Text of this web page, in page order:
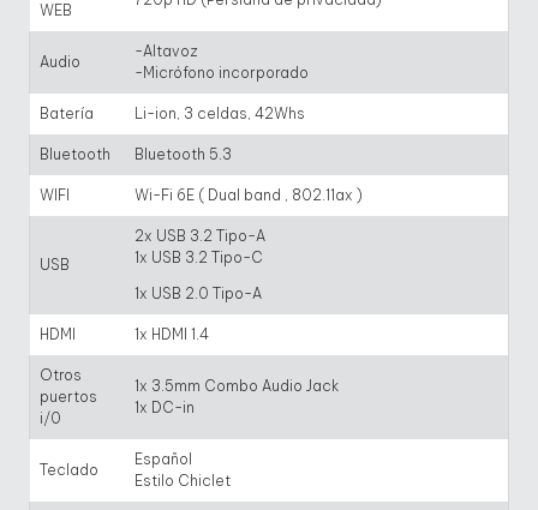
WEB
Audio
-Altavoz
-Micrófono incorporado
Batería Li-ion, 3 celdas, 42Whs
Bluetooth Bluetooth 5.3
WIFI Wi-Fi 6E ( Dual band , 802.11ax )
USB
2x USB 3.2 Tipo-A
1x USB 3.2 Tipo-C
1x USB 2.0 Tipo-A
HDMI 1x HDMI 1.4
Otros
puertos
i/0
1x 3.5mm Combo Audio Jack
1x DC-in
Teclado
Español
Estilo Chiclet